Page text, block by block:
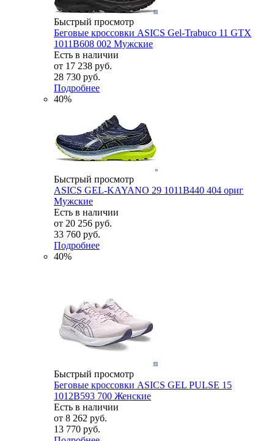
Быстрый просмотр
Беговые кроссовки ASICS Gel-Trabuco 11 GTX
1011B608 002 Мужские
Есть в наличии
от 17 238 руб.
28 730 руб.
Подробнее
40%
Быстрый просмотр
ASICS GEL-KAYANO 29 1011B440 404 ориг
Мужские
Есть в наличии
от 20 256 руб.
33 760 руб.
Подробнее
40%
Быстрый просмотр
Беговые кроссовки ASICS GEL PULSE 15
1012B593 700 Женские
Есть в наличии
от 8 262 руб.
13 770 руб.